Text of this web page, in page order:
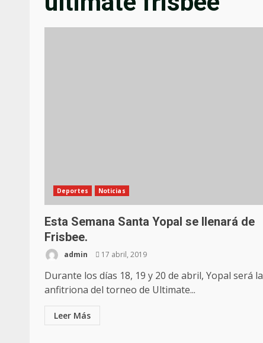
Deportes Noticias
Esta Semana Santa Yopal se llenará de
Frisbee.
admin 17 abril, 2019
Durante los días 18, 19 y 20 de abril, Yopal será la
anfitriona del torneo de Ultimate...
Leer Más